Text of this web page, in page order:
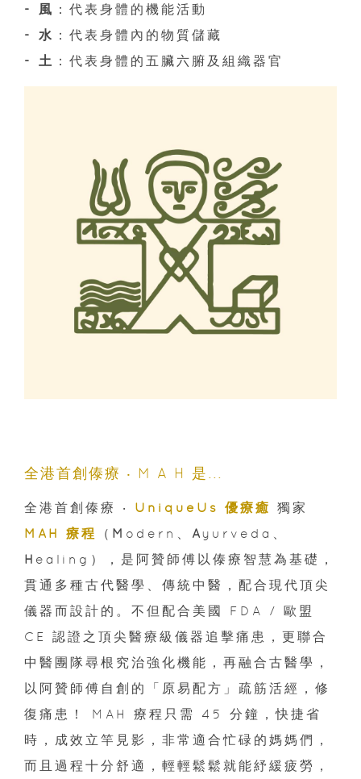
- 風 ：代表身體的機能活動
- 水 ：代表身體內的物質儲藏
- 土
：代表身體的五臟六腑及組織器官
全港首創傣療 ‧ M A H 是...
全港首創傣療 ‧ UniqueUs 優療癒
獨家
MAH 療程
（ M odern、 Ayurveda、
H ealing），是阿贊師傅以傣療智慧為基礎，
貫通多種古代醫學、傳統中醫，配合現代頂尖
儀器而設計的。不但配合美國 FDA / 歐盟
CE 認證之頂尖醫療級儀器追擊痛患，更聯合
中醫團隊尋根究治強化機能，再融合古醫學，
以阿贊師傅自創的「原易配方」疏筋活經，修
復痛患！ MAH 療程只需 45 分鐘，快捷省
時，成效立竿見影，非常適合忙碌的媽媽們，
而且過程十分舒適，輕輕鬆鬆就能紓緩疲勞，